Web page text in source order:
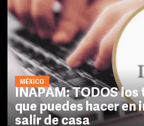
MÉXICO
INAPAM: TODOS
que puedes hacer en
salir de casa